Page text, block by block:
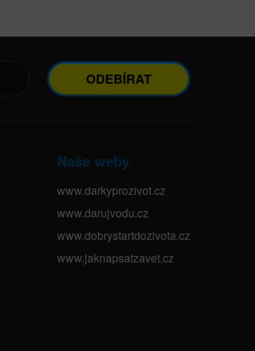
ODEBÍRAT
Naše weby
www.darkyprozivot.cz
www.darujvodu.cz
www.dobrystartdozivota.cz
www.jaknapsatzavet.cz